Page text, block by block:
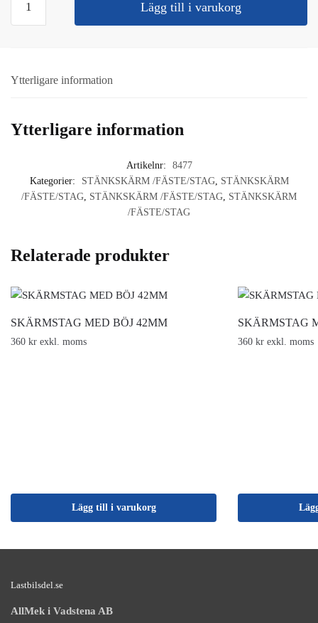
ÖVERDEL
mängd
Lägg till i varukorg
Ytterligare information
Ytterligare information
Artikelnr:
8477
Kategorier:
STÄNKSKÄRM /FÄSTE/STAG, STÄNKSKÄRM
/FÄSTE/STAG, STÄNKSKÄRM /FÄSTE/STAG, STÄNKSKÄRM
/FÄSTE/STAG
Relaterade produkter
SKÄRMSTAG MED BÖJ 42MM
360 kr exkl. moms
Lägg till i varukorg
SKÄRMSTAG
360 kr exkl. moms
Lastbilsdel.se
AllMek i Vadstena AB